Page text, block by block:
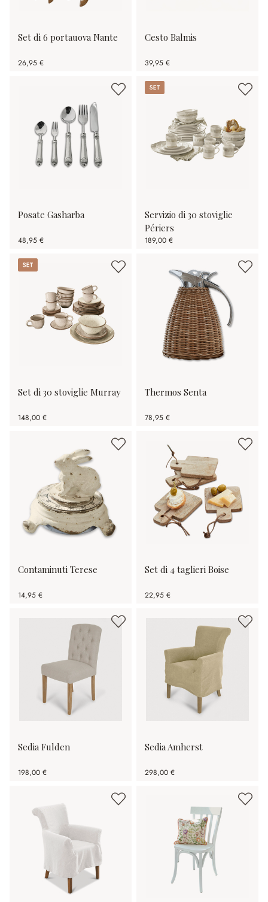
Set di 6 portauova Nante
26,95 €
Cesto Balmis
39,95 €
Posate Gasharba
48,95 €
Set
Servizio di 30 stoviglie
Périers
189,00 €
Set
Set di 30 stoviglie Murray
148,00 €
Thermos Senta
78,95 €
Contaminuti Terese
14,95 €
Set di 4 taglieri Boise
22,95 €
Sedia Fulden
198,00 €
Sedia Amherst
298,00 €